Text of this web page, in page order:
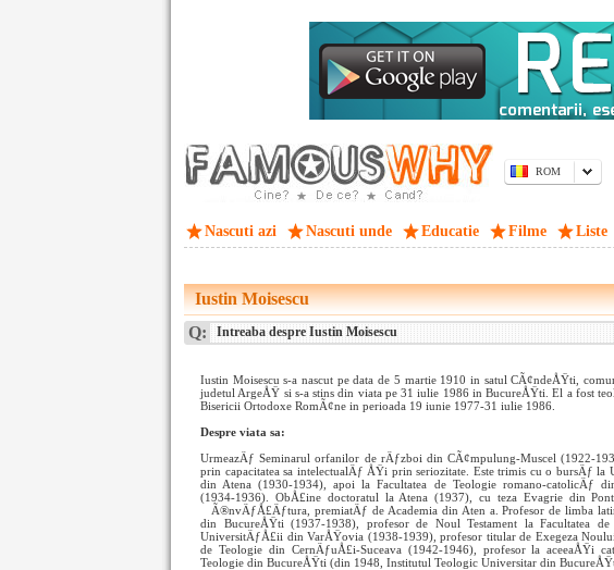
ROM
Nascuti azi Nascuti unde Educatie Filme Liste
Iustin Moisescu
Q: Intreaba despre Iustin Moisescu
Iustin Moisescu s-a nascut pe data de 5 martie 1910 in satul CÃ¢ndeÅŸti,
judetul ArgeÅŸ si s-a stins din viata pe 31 iulie 1986 in BucureÅŸti. El a fost
Bisericii Ortodoxe RomÃ¢ne in perioada 19 iunie 1977-31 iulie 1986.
Despre viata sa:
UrmeazÄƒ Seminarul orfanilor de rÄƒzboi din CÃ¢mpulung-Muscel (1922-
prin capacitatea sa intelectualÄƒ ÅŸi prin seriozitate. Este trimis cu o bursÄƒ la
din Atena (1930-1934), apoi la Facultatea de Teologie romano-catolicÄƒ
(1934-1936). ObÅ£ine doctoratul la Atena (1937), cu teza Evagrie din
Ã®nvÄƒÅ£Äƒtura, premiatÄƒ de Academia din Aten a. Profesor de limba
din BucureÅŸti (1937-1938), profesor de Noul Testament la Facultatea
UniversitÄƒÅ£ii din VarÅŸovia (1938-1939), profesor titular de Exegeza Noului
de Teologie din CernÄƒuÅ£i-Suceava (1942-1946), profesor la aceeaÅŸi
Teologie din BucureÅŸti (din 1948, Institutul Teologic Universitar din